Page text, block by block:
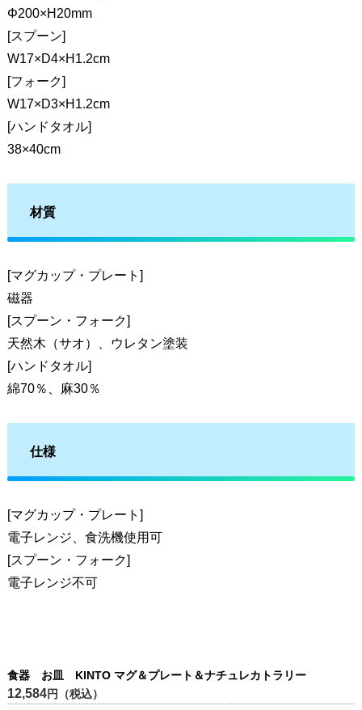
Φ200×H20mm
[スプーン]
W17×D4×H1.2cm
[フォーク]
W17×D3×H1.2cm
[ハンドタオル]
38×40cm
材質
[マグカップ・プレート]
磁器
[スプーン・フォーク]
天然木（サオ）、ウレタン塗装
[ハンドタオル]
綿70％、麻30％
仕様
[マグカップ・プレート]
電子レンジ、食洗機使用可
[スプーン・フォーク]
電子レンジ不可
食器 お皿 KINTO マグ＆プレート＆ナチュレカトラリー
12,584円（税込）